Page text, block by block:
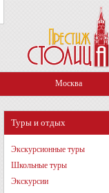
Москва
Туры и отдых
Экскурсионные туры
Школьные туры
Экскурсии